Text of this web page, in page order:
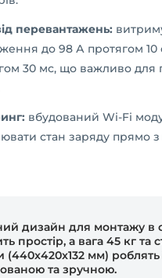
перевантажень:
до 98 А протягом 10
30 мс, що важливо для
вбудований Wi-Fi
стан заряду прямо з
дизайн для монтажу в
простір, а вага 45 кг та
(440x420x132 мм) роблять
та зручною.